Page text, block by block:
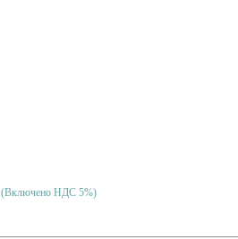
(Включено НДС 5%)